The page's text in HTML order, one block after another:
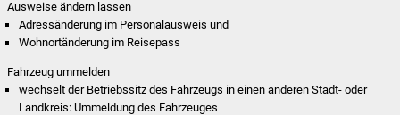
Ausweise ändern lassen
Adressänderung im Personalausweis und
Wohnortänderung im Reisepass
Fahrzeug ummelden
wechselt der Betriebssitz des Fahrzeugs in einen anderen Stadt- oder
Landkreis: Ummeldung des Fahrzeuges